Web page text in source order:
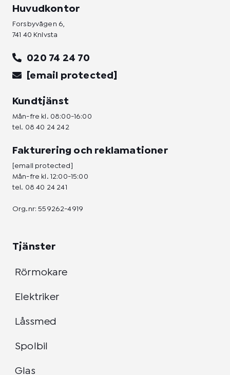
Huvudkontor
Forsbyvägen 6,
741 40 Knivsta
020 74 24 70
[email protected]
Kundtjänst
Mån-fre kl. 08:00-16:00
tel. 08 40 24 242
Fakturering och reklamationer
[email protected]
Mån-fre kl. 12:00-15:00
tel. 08 40 24 241
Org.nr: 559262-4919
Tjänster
Rörmokare
Elektriker
Låssmed
Spolbil
Glas